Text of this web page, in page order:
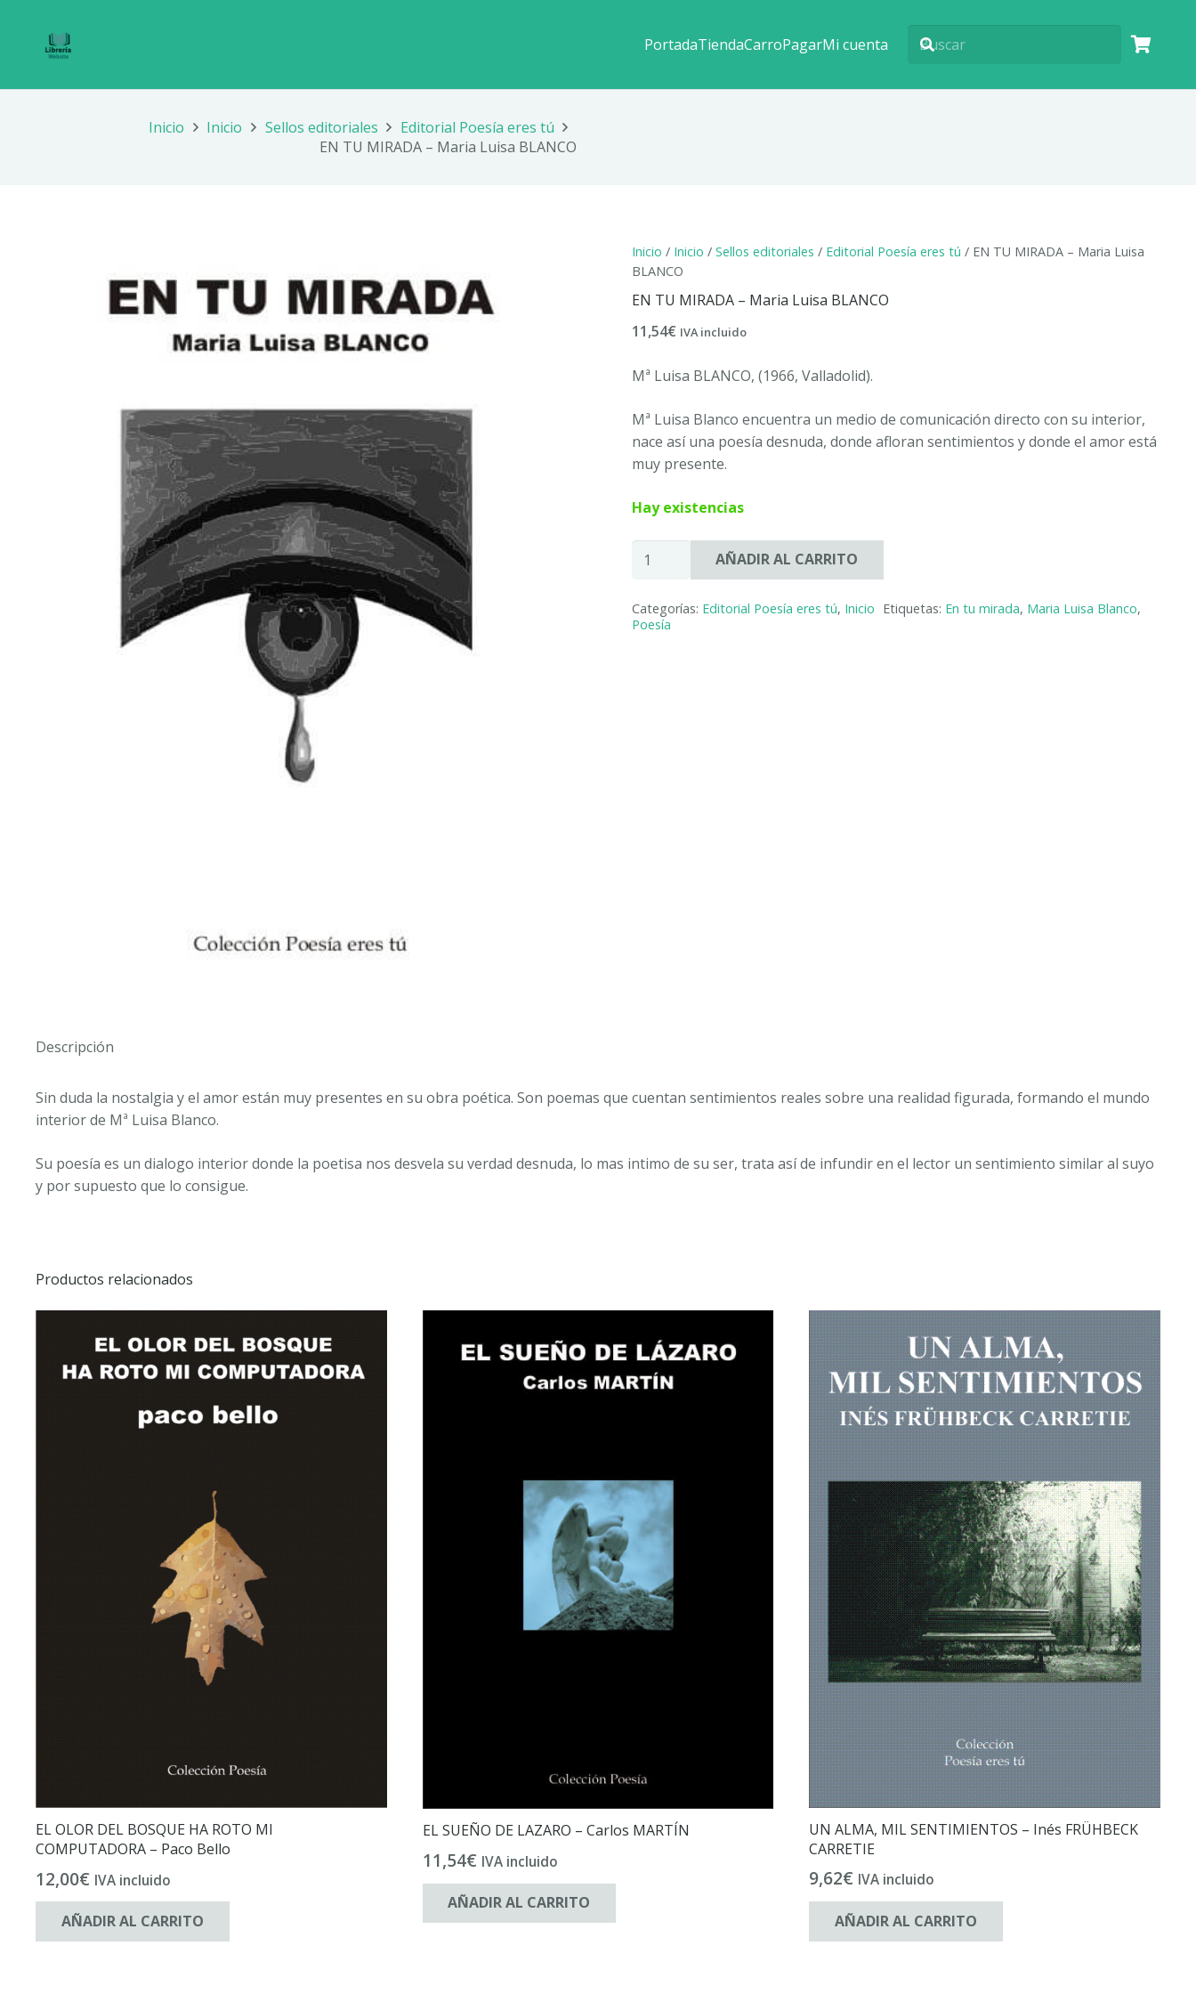
PortadaTiendaCarroPagarMi cuenta
Inicio Inicio Sellos editoriales
Editorial Poesía eres tú
EN TU MIRADA – Maria Luisa BLANCO
Inicio / Inicio / Sellos editoriales / Editorial Poesía eres tú / EN TU MIRADA – Maria Luisa
BLANCO
EN TU MIRADA – Maria Luisa BLANCO
11,54€ IVA incluido
Mª Luisa BLANCO, (1966, Valladolid).
Mª Luisa Blanco encuentra un medio de comunicación directo con su interior,
nace así una poesía desnuda, donde afloran sentimientos y donde el amor está
muy presente.
Hay existencias
EN
TU
-
AÑADIR AL CARRITO
Categorías: Editorial Poesía eres tú, Inicio Etiquetas: En tu mirada, Maria Luisa Blanco,
Poesía
Descripción
Sin duda la nostalgia y el amor están muy presentes en su obra poética. Son poemas que cuentan sentimientos reales sobre una realidad figurada, formando el mundo
interior de Mª Luisa Blanco.
Su poesía es un dialogo interior donde la poetisa nos desvela su verdad desnuda, lo mas intimo de su ser, trata así de infundir en el lector un sentimiento similar al suyo
y por supuesto que lo consigue.
Productos relacionados
EL OLOR DEL BOSQUE HA ROTO MI
COMPUTADORA – Paco Bello
12,00€ IVA incluido
AÑADIR AL CARRITO
EL SUEÑO DE LAZARO – Carlos MARTÍN
11,54€ IVA incluido
AÑADIR AL CARRITO
UN ALMA, MIL SENTIMIENTOS – Inés FRÜHBECK
CARRETIE
9,62€ IVA incluido
AÑADIR AL CARRITO